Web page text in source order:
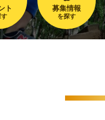
ト
す
募集情報
を探す